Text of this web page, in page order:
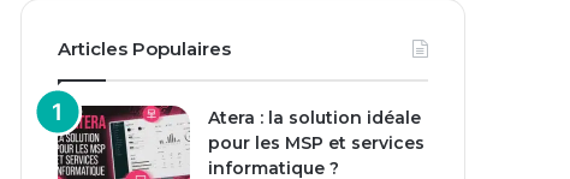
Articles Populaires
Atera : la solution idéale
pour les MSP et services
informatique ?